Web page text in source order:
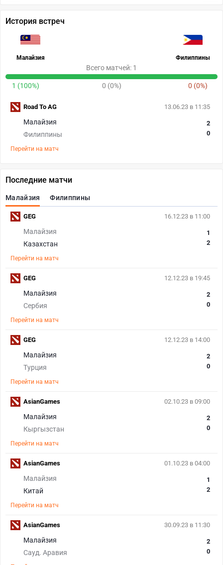
История встреч
Малайзия Филиппины
Всего матчей: 1
1 (100%) 0 (0%) 0 (0%)
13.06.23 в 11:35
Малайзия
Филиппины
2
0
Перейти на матч
Road To AG
Последние матчи
Малайзия Филиппины
16.12.23 в 11:00
Малайзия
Казахстан
1
2
Перейти на матч
GEG
12.12.23 в 19:45
Малайзия
Сербия
2
0
Перейти на матч
GEG
12.12.23 в 14:00
Малайзия
Турция
2
0
Перейти на матч
GEG
02.10.23 в 09:00
Малайзия
Кыргызстан
2
0
Перейти на матч
AsianGames
01.10.23 в 04:00
Малайзия
Китай
1
2
Перейти на матч
AsianGames
30.09.23 в 11:30
Малайзия
Сауд. Аравия
2
0
AsianGames